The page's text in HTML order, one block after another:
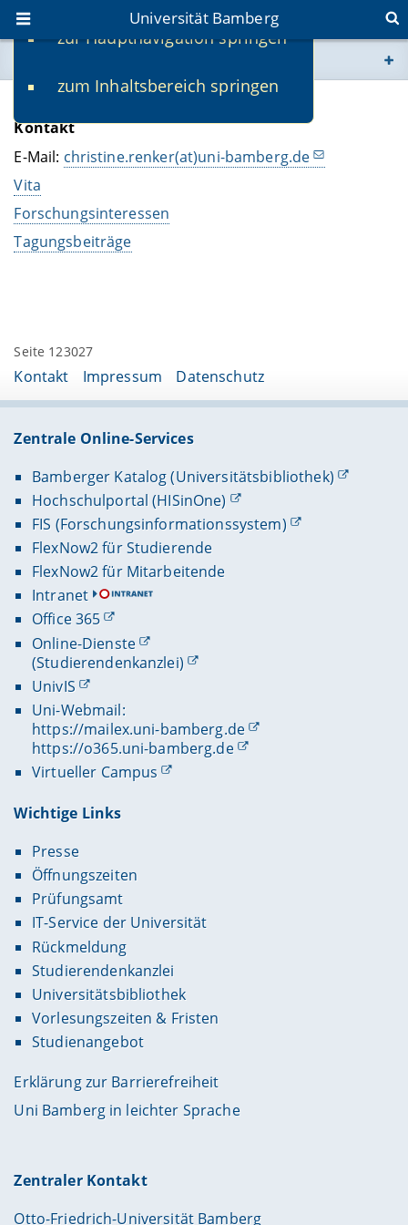
zur Hauptnavigation springen
zum Inhaltsbereich springen
Universität Bamberg
www.uni-bamberg.de
Christine Renker M.A.
Kontakt
E-Mail: christine.renker(at)uni-bamberg.de
Vita
Forschungsinteressen
Tagungsbeiträge
Seite 123027
Kontakt Impressum Datenschutz
Zentrale Online-Services
Bamberger Katalog (Universitätsbibliothek)
Hochschulportal (HISinOne)
FIS (Forschungsinformationssystem)
FlexNow2 für Studierende
FlexNow2 für Mitarbeitende
Intranet
Office 365
Online-Dienste
(Studierendenkanzlei)
UnivIS
Uni-Webmail:
https://mailex.uni-bamberg.de
https://o365.uni-bamberg.de
Virtueller Campus
Wichtige Links
Presse
Öffnungszeiten
Prüfungsamt
IT-Service der Universität
Rückmeldung
Studierendenkanzlei
Universitätsbibliothek
Vorlesungszeiten & Fristen
Studienangebot
Erklärung zur Barrierefreiheit
Uni Bamberg in leichter Sprache
Zentraler Kontakt
Otto-Friedrich-Universität Bamberg